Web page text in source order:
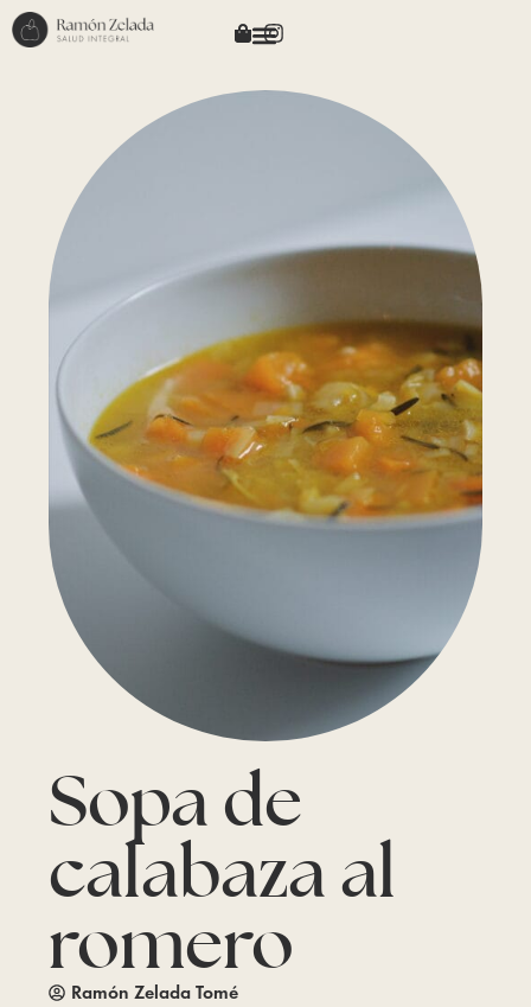
Sopa de
calabaza al
romero
Ramón Zelada Tomé